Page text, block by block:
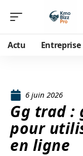
Actu Entreprise
6 juin 2026
Gg trad :
pour
en ligne